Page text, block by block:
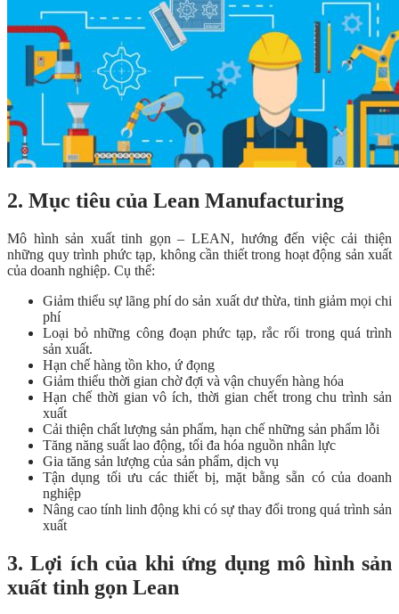
2. Mục tiêu của Lean Manufacturing
Mô hình sản xuất tinh gọn – LEAN, hướng đến việc cải thiện
những quy trình phức tạp, không cần thiết trong hoạt động sản xuất
của doanh nghiệp. Cụ thể:
Giảm thiểu sự lãng phí do sản xuất dư thừa, tinh giảm mọi chi
phí
Loại bỏ những công đoạn phức tạp, rắc rối trong quá trình
sản xuất.
Hạn chế hàng tồn kho, ứ đọng
Giảm thiểu thời gian chờ đợi và vận chuyển hàng hóa
Hạn chế thời gian vô ích, thời gian chết trong chu trình sản
xuất
Cải thiện chất lượng sản phẩm, hạn chế những sản phẩm lỗi
Tăng năng suất lao động, tối đa hóa nguồn nhân lực
Gia tăng sản lượng của sản phẩm, dịch vụ
Tận dụng tối ưu các thiết bị, mặt bằng sẵn có của doanh
nghiệp
Nâng cao tính linh động khi có sự thay đổi trong quá trình sản
xuất
3. Lợi ích của khi ứng dụng mô hình sản
xuất tinh gọn Lean